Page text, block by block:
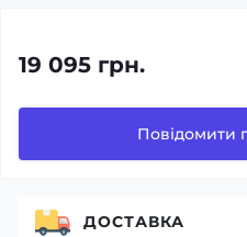
19 095 грн.
Повідомити
ДОСТАВКА